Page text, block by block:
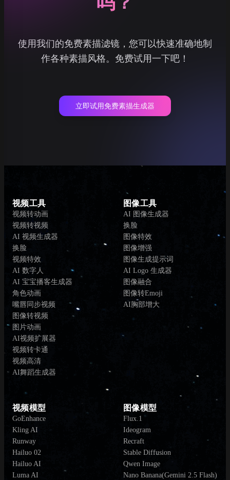
使用我们的免费素描滤镜，您可以快速准确地制
作各种素描风格。免费试用一下吧！
立即试用免费素描生成器
视频工具
视频转动画
视频转视频
AI 视频生成器
换脸
视频特效
AI 数字人
AI 宝宝播客生成器
角色动画
嘴唇同步视频
图像转视频
图片动画
AI视频扩展器
视频转卡通
视频高清
AI舞蹈生成器
图像工具
AI 图像生成器
换脸
图像特效
图像增强
图像生成提示词
AI Logo 生成器
图像融合
图像转Emoji
AI胸部增大
视频模型
GoEnhance
Kling AI
Runway
Hailuo 02
Hailuo AI
Luma AI
图像模型
Flux.1
Ideogram
Recraft
Stable Diffusion
Qwen Image
Nano Banana(Gemini 2.5 Flash)